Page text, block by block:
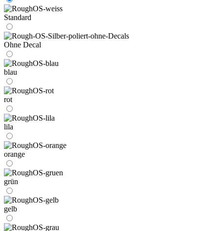
Standard
Ohne Decal
blau
rot
lila
orange
grün
gelb